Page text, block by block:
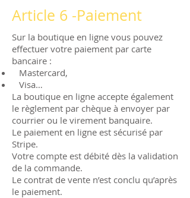
Article 6 -Paiement
Sur la boutique en ligne vous pouvez
effectuer votre paiement par carte
bancaire :
Mastercard,
Visa…
La boutique en ligne accepte également
le règlement par chèque à envoyer par
courrier ou le virement banquaire.
Le paiement en ligne est sécurisé par
Stripe.
Votre compte est débité dès la validation
de la commande.
Le contrat de vente n’est conclu qu’après
le paiement.